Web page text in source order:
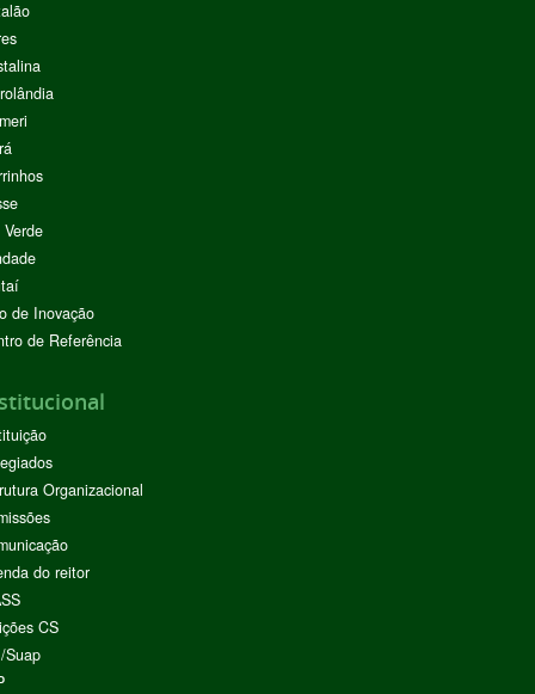
de Inovação
de Referência
Organizacional
do reitor
CS
Suap